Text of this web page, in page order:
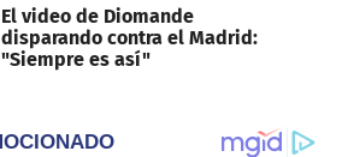
El video de Diomande
disparando contra el Madrid:
"Siempre es así"